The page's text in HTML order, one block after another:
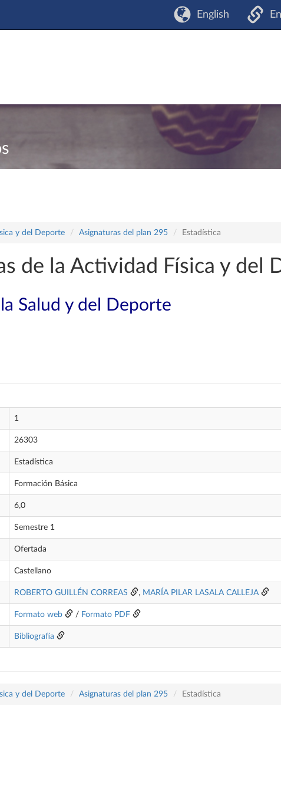
English
y del Deporte Asignaturas del plan 295 Estadística
de la Actividad Física y del
Salud y del Deporte
1
26303
Estadística
Formación Básica
6,0
Semestre 1
Ofertada
Castellano
ROBERTO GUILLÉN CORREAS , MARÍA PILAR LASALA CALLEJA
Formato web / Formato PDF
Bibliografía
y del Deporte Asignaturas del plan 295 Estadística